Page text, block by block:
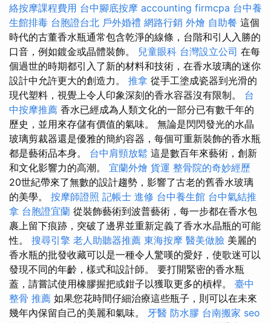
絡按摩課程費用 台中腳底按摩 accounting firmcpa 台中養
生館排毒 台胞證台北 戶外婚禮 網路行銷 外燴 自助餐 這個
時代的古董香水瓶通常包含乾淨的線條，台階和引人入勝的
口音，例如鍍金或晶體裝飾。 兒童眼科 台灣設立公司 在每
個過世的時期都引入了新的材料和技術，在香水玻璃的迷你
設計中允許更大的創造力。 推拿 從手工塗成瓷器到光滑的
現代塑料，視覺上令人印象深刻的香水容器沒有限制。 台
中按摩推薦 香水已經成為人類文化的一部分已有數千年的
歷史，並用來存儲有價值的氣味。 無論是閃閃發光的水晶
玻璃剪裁器還是優雅的簡約容器，每個可重新裝飾的香水瓶
都是藝術品本身。 台中肩頸放鬆 這是數百年來藝術，創新
和文化影響力的高潮。 宜蘭外燴 貨運 整骨院的奇妙經歷
20世紀帶來了無數的設計趨勢，影響了古老的舊香水玻璃
的美學。 按摩師證照 記帳士 進修 台中養生館 台中氣結推
拿 台胞證宜蘭 從裝飾藝術到波普藝術，每一步都在香水包
裹上留下痕跡，突破了邊界並重新定義了香水水晶瓶的可能
性。 搜尋引擎 老人助聽器推薦 東海按摩 醫美做臉 美麗的
香水瓶的批發收藏可以是一種令人驚嘆的愛好，使歌迷可以
發現不同的年齡，樣式和設計師。 要打開緊密的香水瓶
蓋，請嘗試使用橡膠握把或鉗子以獲取更多的槓桿。 臺中
整骨 推薦 如果您花時間仔細治療這些瓶子，則可以在未來
幾年內保留自己的美麗和氣味。 牙醫 防水膠 台南搬家 seo